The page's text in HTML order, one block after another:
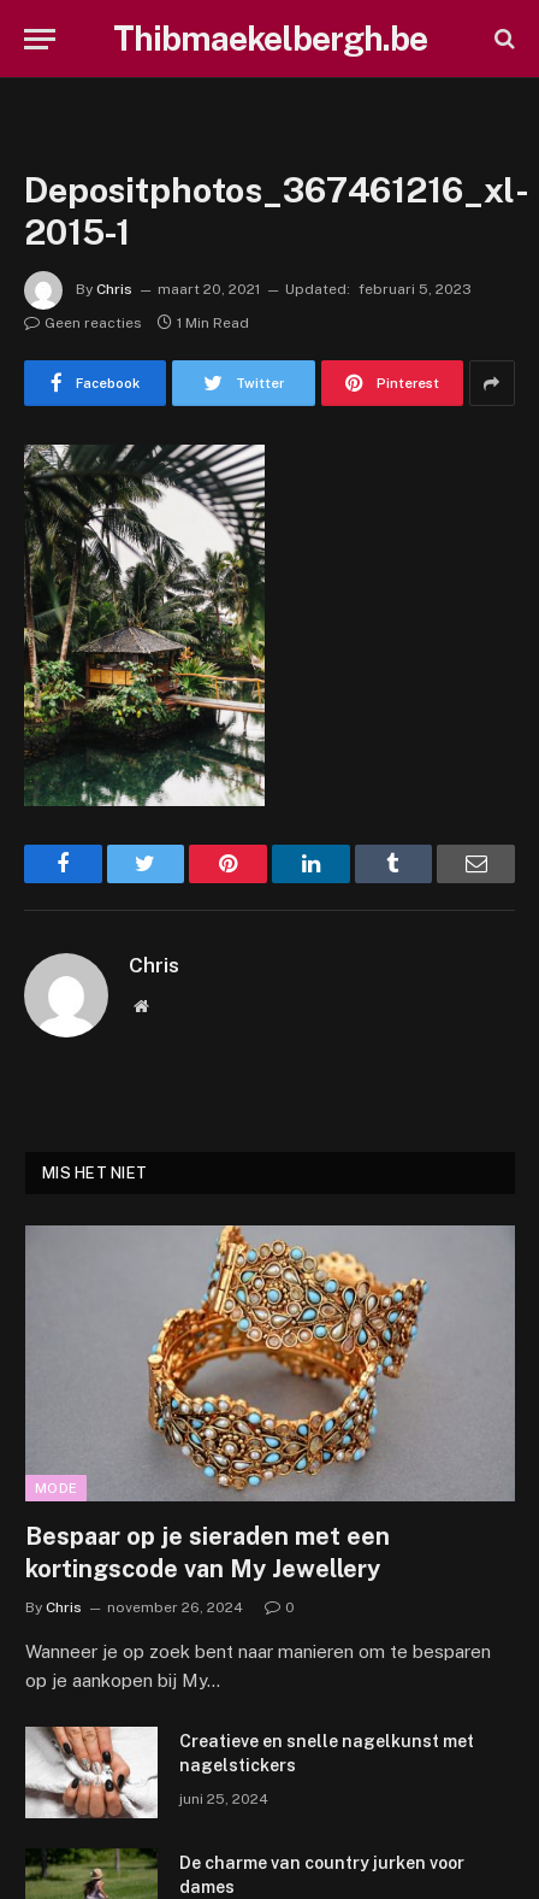
Thibmaekelbergh.be
Depositphotos_367461216_xl-
2015-1
By Chris maart 20, 2021 Updated: februari 5, 2023
Geen reacties
1 Min Read
Facebook Twitter Pinterest
Facebook Pinterest LinkedIn Email
Chris
Website
MIS HET NIET
MODE
Bespaar op je sieraden met een
kortingscode van My Jewellery
By Chris november 26, 2024 0
Wanneer je op zoek bent naar manieren om te besparen
op je aankopen bij My…
Creatieve en snelle nagelkunst met
nagelstickers
juni 25, 2024
De charme van country jurken voor
dames